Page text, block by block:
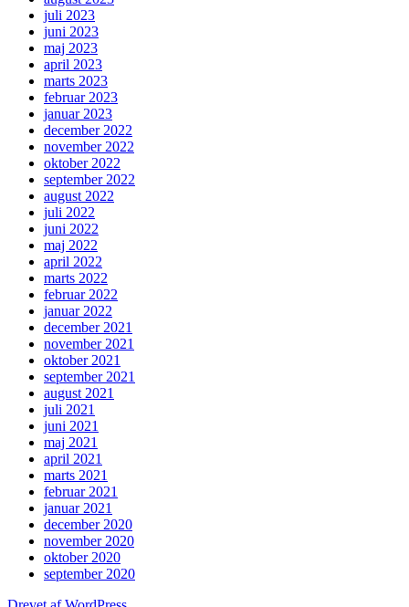
juli 2023
juni 2023
maj 2023
april 2023
marts 2023
februar 2023
januar 2023
december 2022
november 2022
oktober 2022
september 2022
august 2022
juli 2022
juni 2022
maj 2022
april 2022
marts 2022
februar 2022
januar 2022
december 2021
november 2021
oktober 2021
september 2021
august 2021
juli 2021
juni 2021
maj 2021
april 2021
marts 2021
februar 2021
januar 2021
december 2020
november 2020
oktober 2020
september 2020